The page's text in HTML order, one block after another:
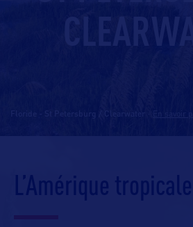
L’Amérique